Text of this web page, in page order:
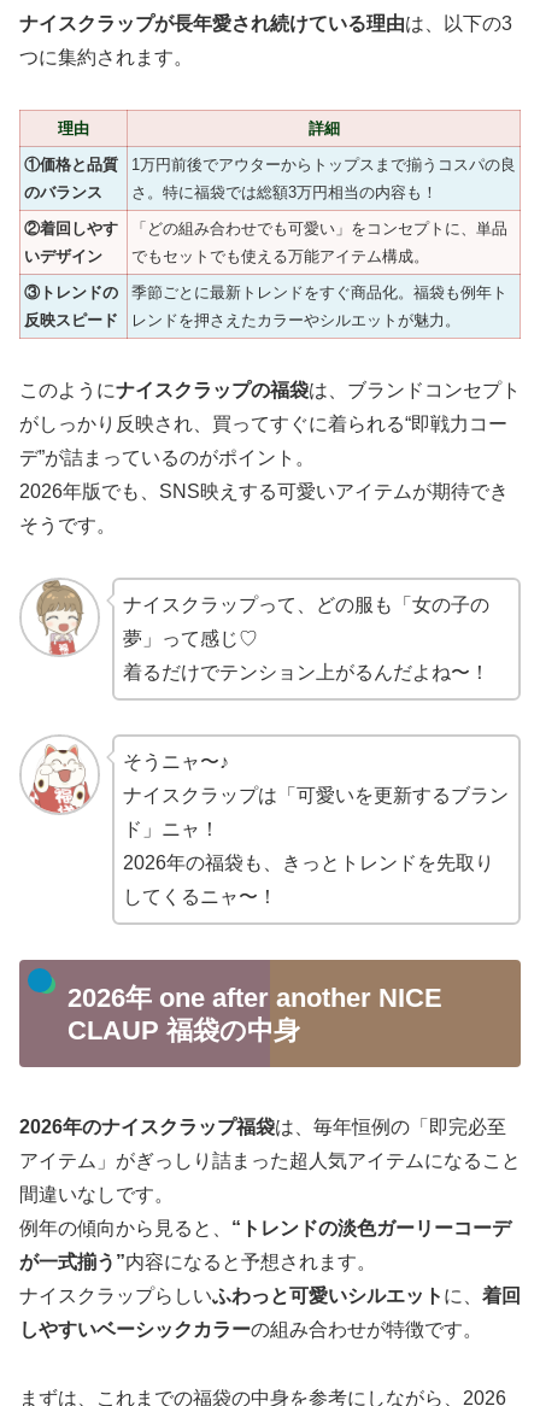
ナイスクラップが長年愛され続けている理由は、以下の3
つに集約されます。
理由
詳細
①価格と品質
のバランス
1万円前後でアウターからトップスまで揃うコスパの良
さ。特に福袋では総額3万円相当の内容も！
②着回しやす
いデザイン
「どの組み合わせでも可愛い」をコンセプトに、単品
でもセットでも使える万能アイテム構成。
③トレンドの
反映スピード
季節ごとに最新トレンドをすぐ商品化。福袋も例年ト
レンドを押さえたカラーやシルエットが魅力。
このようにナイスクラップの福袋は、ブランドコンセプト
がしっかり反映され、買ってすぐに着られる“即戦力コー
デ”が詰まっているのがポイント。
2026年版でも、SNS映えする可愛いアイテムが期待でき
そうです。
ナイスクラップって、どの服も「女の子の
夢」って感じ♡
着るだけでテンション上がるんだよね〜！
そうニャ〜♪
ナイスクラップは「可愛いを更新するブラン
ド」ニャ！
2026年の福袋も、きっとトレンドを先取り
してくるニャ〜！
2026年 one after another NICE
CLAUP 福袋の中身
2026年のナイスクラップ福袋は、毎年恒例の「即完必至
アイテム」がぎっしり詰まった超人気アイテムになること
間違いなしです。
例年の傾向から見ると、 “トレンドの淡色ガーリーコーデ
が一式揃う”内容になると予想されます。
ナイスクラップらしいふわっと可愛いシルエット に、 着回
しやすいベーシックカラーの組み合わせが特徴です。
まずは、これまでの福袋の中身を参考にしながら、2026